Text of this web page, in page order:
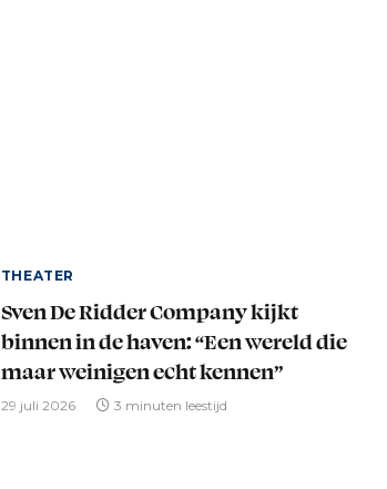
THEATER
Sven De Ridder Company kijkt
binnen in de haven: “Een wereld die
maar weinigen echt kennen”
29 juli 2026 3 minuten leestijd